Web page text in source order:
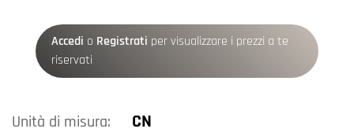
Accedi o Registrati per visualizzare i prezzi a te
riservati
Unità di misura: CN